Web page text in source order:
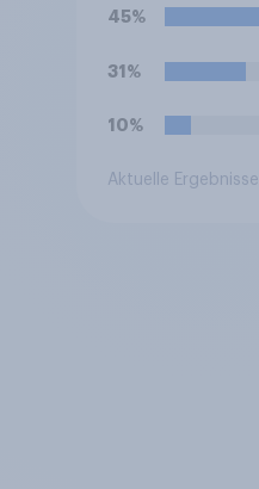
45%
31%
10%
Aktuelle Ergebnisse